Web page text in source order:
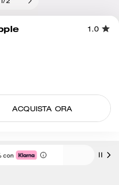
/2
1.0
ACQUISTA ORA
Spedizione E Resi Gratuiti